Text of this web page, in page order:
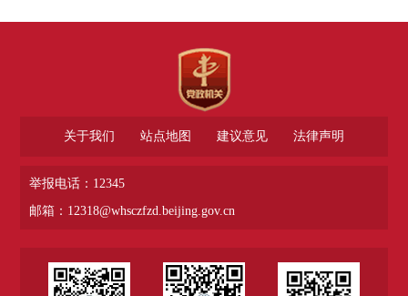
关于我们 站点地图 建议意见 法律声明
举报电话：12345
邮箱：12318@whsczfzd.beijing.gov.cn